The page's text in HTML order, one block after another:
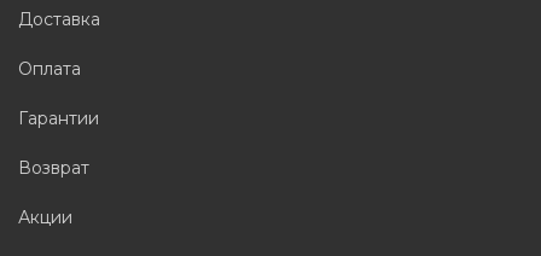
Доставка
Оплата
Гарантии
Возврат
Акции